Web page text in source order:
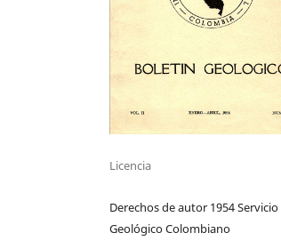
Licencia
Derechos de autor 1954 Servicio
Geológico Colombiano